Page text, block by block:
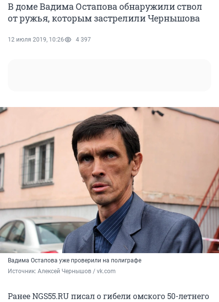
В доме Вадима Остапова обнаружили ствол
от ружья, которым застрелили Чернышова
12 июля 2019, 10:26 4 397
Вадима Остапова уже проверили на полиграфе
Источник: Алексей Чернышов / vk.com
Ранее NGS55.RU писал о гибели омского 50-летнего